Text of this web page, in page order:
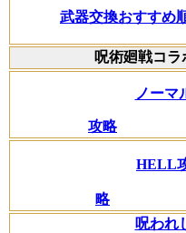
武器交換おすすめ
呪術廻戦コ
ノーマ
攻略
HELL
略
呪われ